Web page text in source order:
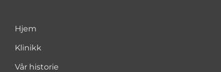
Hjem
Klinikk
Vår historie